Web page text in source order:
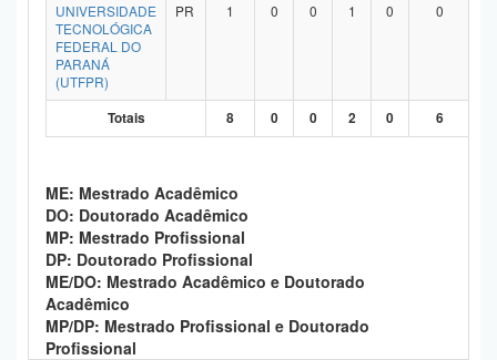
UNIVERSIDADE
TECNOLÓGICA
FEDERAL DO
PARANÁ
(UTFPR)
PR 1 0 0 1 0 0
Totais 8 0 0 2 0 6
ME: Mestrado Acadêmico
DO: Doutorado Acadêmico
MP: Mestrado Profissional
DP: Doutorado Profissional
ME/DO: Mestrado Acadêmico e Doutorado
Acadêmico
MP/DP: Mestrado Profissional e Doutorado
Profissional